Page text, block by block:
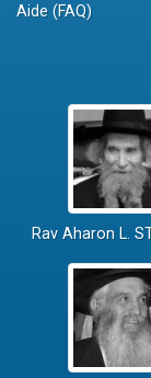
Aide (FAQ)
Rav Aharon L.